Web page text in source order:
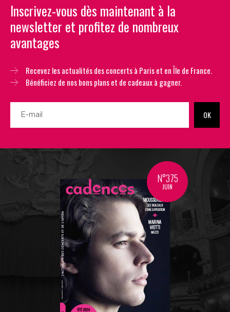
Inscrivez-vous dès maintenant à la
newsletter et profitez de nombreux
avantages
Recevez les actualités des concerts à Paris et en Île de France.
Bénéficiez de nos bons plans et de cadeaux à gagner.
OK
N°375
JUIN